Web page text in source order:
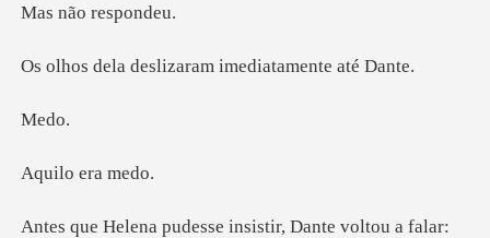
o resp
slizaram imediat
e
o era
udesse insistir, D